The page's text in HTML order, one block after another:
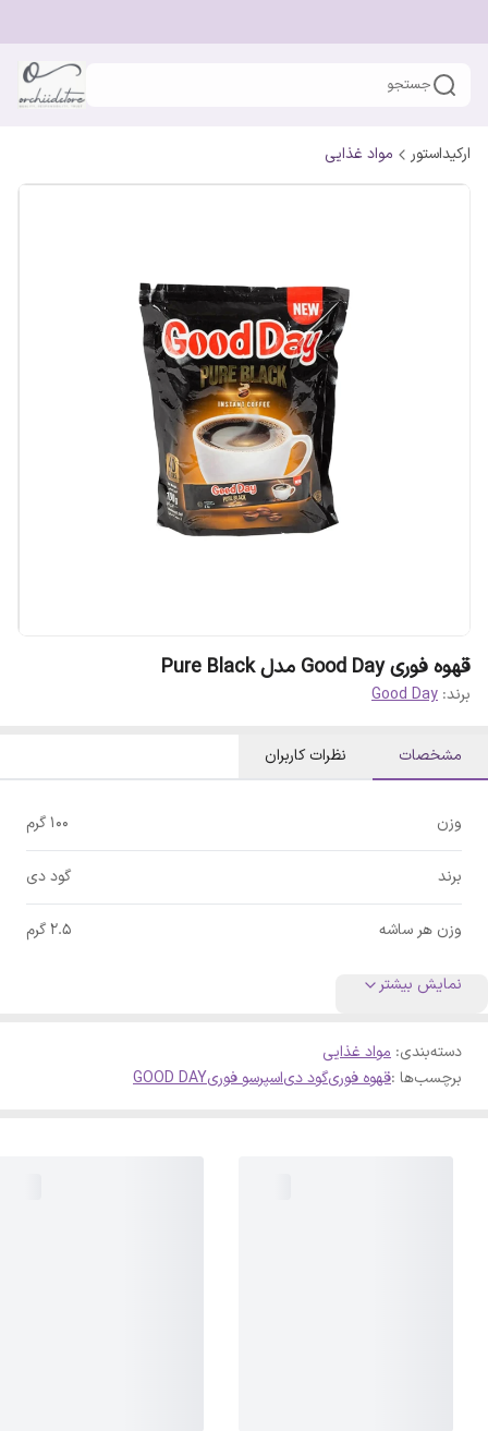
جستجو
ارکیداستور مواد غذایی
قهوه فوری Good Day مدل Pure Black
برند: Good Day
مشخصات نظرات کاربران
وزن 100 گرم
برند گود دی
وزن هر ساشه 2.5 گرم
نمایش بیشتر
دسته‌بندی: مواد غذایی
برچسب‌ها :قهوه فوریگود دیاسپرسو فوریGOOD DAY